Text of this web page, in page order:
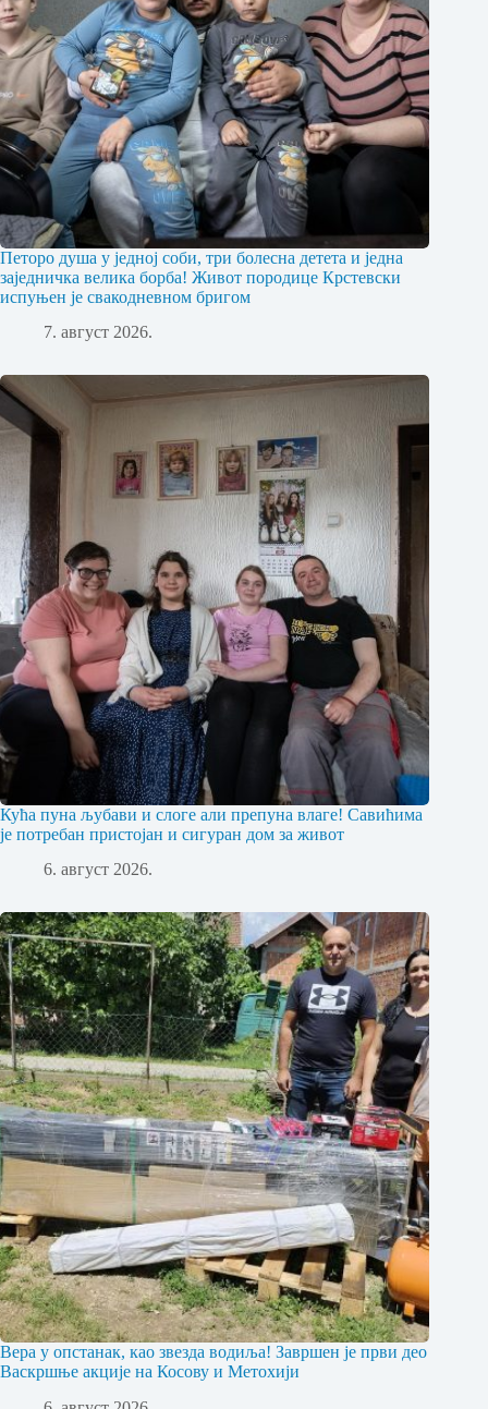
Петоро душа у једној соби, три болесна детета и једна
заједничка велика борба! Живот породице Крстевски
испуњен је свакодневном бригом
7. август 2026.
Кућа пуна љубави и слоге али препуна влаге! Савићима
је потребан пристојан и сигуран дом за живот
6. август 2026.
Вера у опстанак, као звезда водиља! Завршен је први део
Васкршње акције на Косову и Метохији